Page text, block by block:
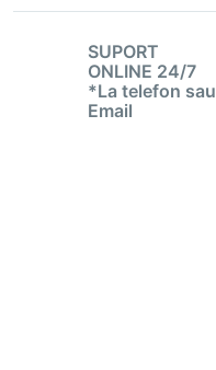
SUPORT
ONLINE 24/7
*La telefon sau
Email